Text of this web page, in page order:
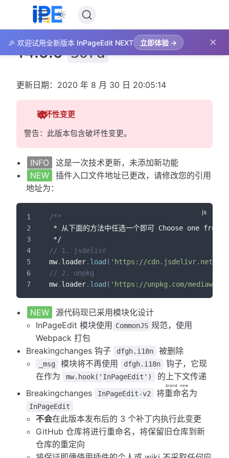
14.0.0Sora
更新日期：2020 年 8 月 30 日 20:05:14
破坏性变更
警告：此版本包含破坏性变更。
INFO
这是一次技术更新，未添加新功能
NEW
插件入口文件地址已更改，请修改您的引用
地址为：
/**
* 从下面的方法中任选一个即可 Choose one
*/
// 1. jsdelivr
mw. loader. load ( 'https://cdn.jsdelivr.net/
// 2. unpkg
mw. loader. load ( 'https://unpkg.com/
NEW
源代码现已采用模块化设计
InPageEdit 模块使用
CommonJS 规范，使用
Webpack 打包
Breakingchanges 钩子 dfgh.i18n 被删除
_msg 模块将不再使用 dfgh.i18n
钩子，它现
在作为
mw.hook('InPageEdit')
的上下文传递
Breakingchanges InPageEdit-v2 将重命名
brand new
为
InPageEdit
不会在此版本发布后的 3 个补丁内执行此变更
GitHub 仓库将进行重命名，将保留旧仓库到新
仓库的重定向
🎉 欢迎试用全新版本 InPageEdit NEXT 立即体验 → ×